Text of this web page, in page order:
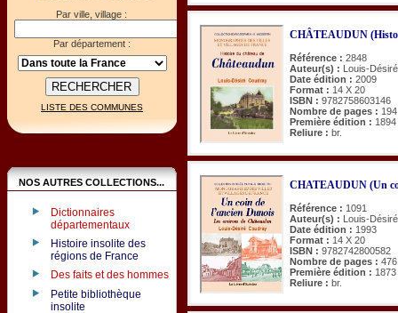
Par ville, village :
Par département :
LISTE DES COMMUNES
NOS AUTRES COLLECTIONS...
Dictionnaires
départementaux
Histoire insolite des
régions de France
Des faits et des hommes
Petite bibliothèque
insolite
CHÂTEAUDUN
Référence : 2848
Auteur(s) : Louis-
Date édition : 2009
Format : 14 X 20
ISBN : 9782758603146
Nombre de pages : 194
Première édition : 1894
Reliure : br.
CHATEAUDUN (Un
Référence : 1091
Auteur(s) : Louis-
Date édition : 1993
Format : 14 X 20
ISBN : 9782742800582
Nombre de pages : 476
Première édition : 1873
Reliure : br.